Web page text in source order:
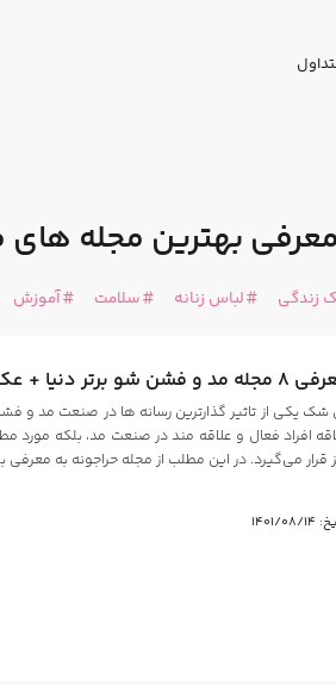
معرفی بهترین مجله های
زندگی لباس زنانه سلامت آموزش
و فشن شو برتر دنیا + عکس و سایت
شک یکی از تاثیر گذارترین رسانه ها در صنعت مد و
افراد فعال و علاقه مند در صنعت مد، بلکه مورد
قرار می‌گیرد. در این مطلب از مجله حراجونه به
08/14